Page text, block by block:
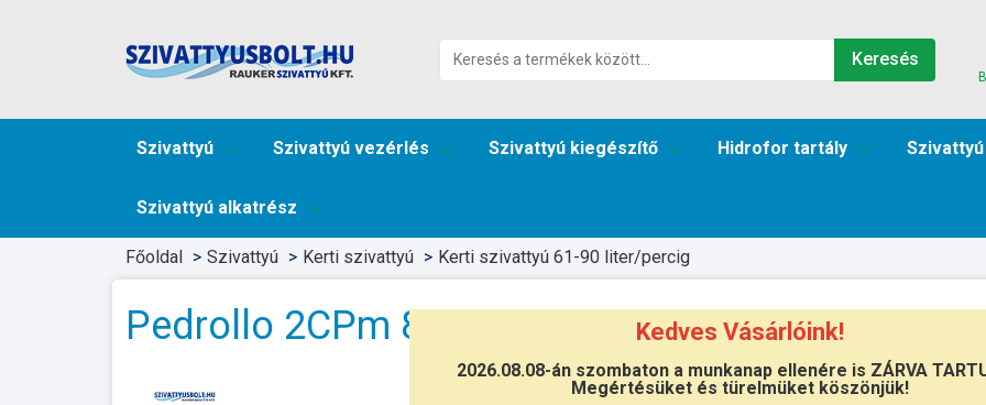
Kedves Vásárlóink!
2026.08.08-án szombaton a munkanap ellenére is ZÁRVA
Megértésüket és türelmüket köszönjük!
Keresés
Szivattyú Szivattyú vezérlés Szivattyú kiegészítő Hidrofor tartály
Szivattyú alkatrész
Főoldal Szivattyú Kerti szivattyú Kerti szivattyú 61-90 liter/percig
Pedrollo 2CPm 80I
Átvétel